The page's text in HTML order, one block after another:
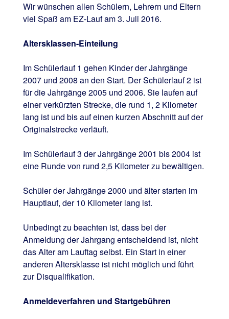
Wir wünschen allen Schülern, Lehrern und Eltern
viel Spaß am EZ-Lauf am 3. Juli 2016.
Altersklassen-Einteilung
Im Schülerlauf 1 gehen Kinder der Jahrgänge
2007 und 2008 an den Start. Der Schülerlauf 2 ist
für die Jahrgänge 2005 und 2006. Sie laufen auf
einer verkürzten Strecke, die rund 1, 2 Kilometer
lang ist und bis auf einen kurzen Abschnitt auf der
Originalstrecke verläuft.
Im Schülerlauf 3 der Jahrgänge 2001 bis 2004 ist
eine Runde von rund 2,5 Kilometer zu bewältigen.
Schüler der Jahrgänge 2000 und älter starten im
Hauptlauf, der 10 Kilometer lang ist.
Unbedingt zu beachten ist, dass bei der
Anmeldung der Jahrgang entscheidend ist, nicht
das Alter am Lauftag selbst. Ein Start in einer
anderen Altersklasse ist nicht möglich und führt
zur Disqualifikation.
Anmeldeverfahren und Startgebühren